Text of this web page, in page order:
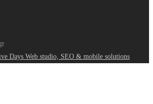
Days Web studio, SEO & mobile solutions